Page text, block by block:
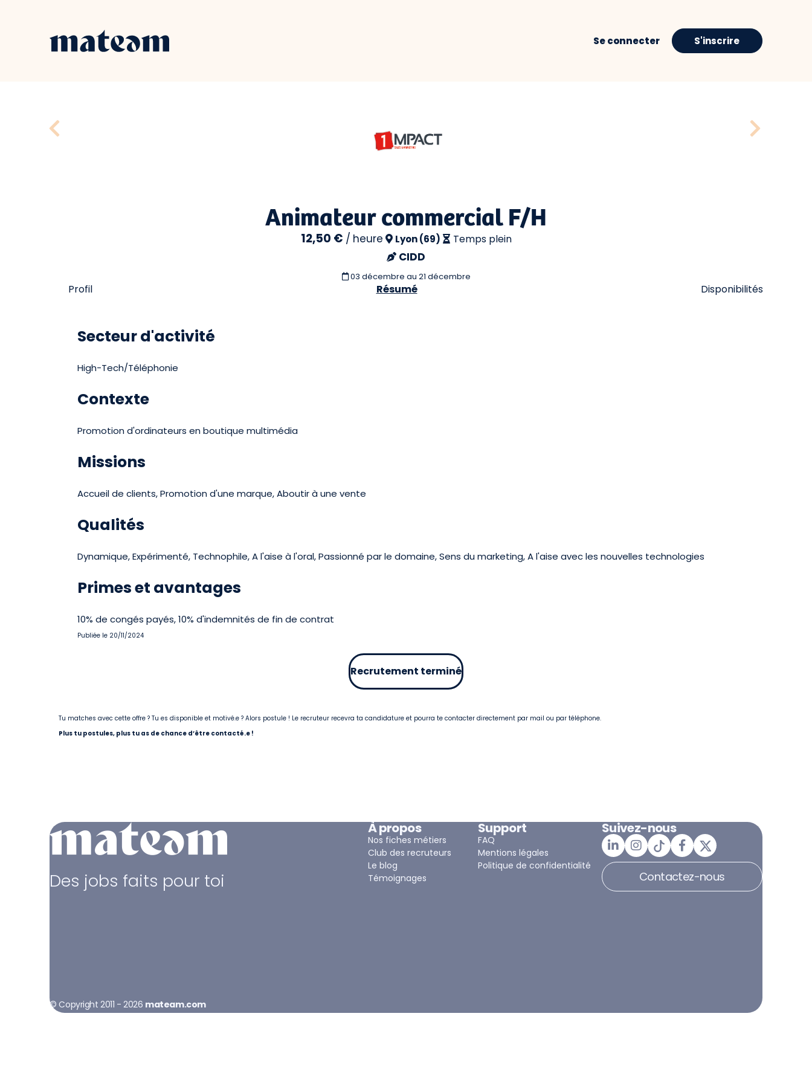
Se connecter S'inscrire
Animateur commercial F/H
12,50 € / heure Lyon (69) Temps plein
CIDD
03 décembre au 21 décembre
Profil Résumé Disponibilités
Secteur d'activité
High-Tech/Téléphonie
Contexte
Promotion d'ordinateurs en boutique multimédia
Missions
Accueil de clients, Promotion d'une marque, Aboutir à une vente
Qualités
Dynamique, Expérimenté, Technophile, A l'aise à l'oral, Passionné par le domaine, Sens du marketing, A l'aise avec les nouvelles technologies
Primes et avantages
10% de congés payés, 10% d'indemnités de fin de contrat
Publiée le 20/11/2024
Recrutement terminé
Tu matches avec cette offre ? Tu es disponible et motivé.e ? Alors postule ! Le recruteur recevra ta candidature et pourra te contacter directement par mail ou par téléphone.
Plus tu postules, plus tu as de chance d’être contacté.e !
Des jobs faits pour toi
© Copyright 2011 - 2026 mateam.com
À propos
Nos fiches métiers
Club des recruteurs
Le blog
Témoignages
Support
FAQ
Mentions légales
Politique de confidentialité
Suivez-nous
Contactez-nous